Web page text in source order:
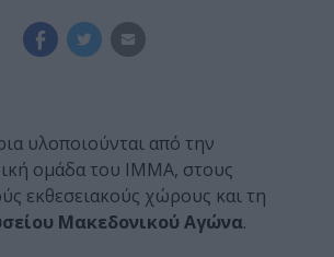
υλοποιούνται από την
ομάδα του ΙΜΜΑ, στους
εκθεσειακούς χώρους και τη
Μακεδονικού Αγώνα.